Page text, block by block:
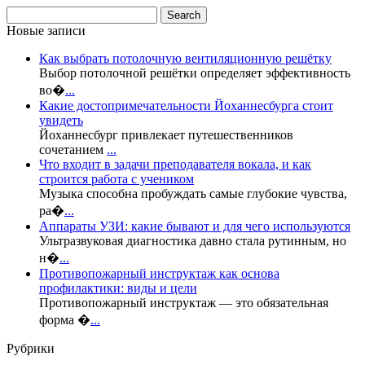
Новые записи
Как выбрать потолочную вентиляционную решётку
Выбор потолочной решётки определяет эффективность
во�...
Какие достопримечательности Йоханнесбурга стоит
увидеть
Йоханнесбург привлекает путешественников
сочетанием ...
Что входит в задачи преподавателя вокала, и как
строится работа с учеником
Музыка способна пробуждать самые глубокие чувства,
ра�...
Аппараты УЗИ: какие бывают и для чего используются
Ультразвуковая диагностика давно стала рутинным, но
н�...
Противопожарный инструктаж как основа
профилактики: виды и цели
Противопожарный инструктаж — это обязательная
форма �...
Рубрики